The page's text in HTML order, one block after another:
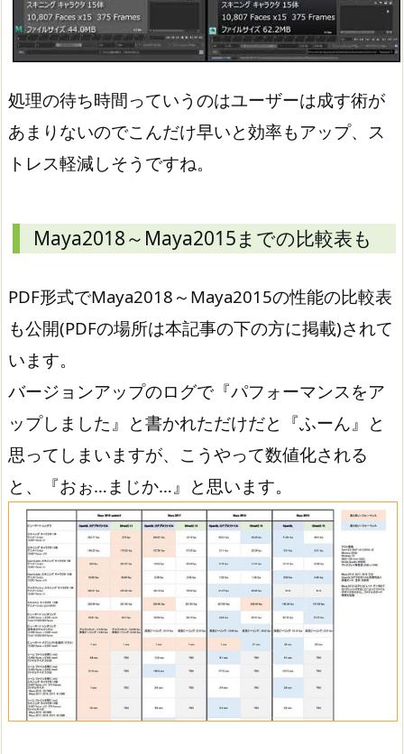
処理の待ち時間っていうのはユーザーは成す術が
あまりないのでこんだけ早いと効率もアップ、ス
トレス軽減しそうですね。
Maya2018～Maya2015までの比較表も
PDF形式でMaya2018～Maya2015の性能の比較表
も公開(PDFの場所は本記事の下の方に掲載)されて
います。
バージョンアップのログで『パフォーマンスをア
ップしました』と書かれただけだと『ふーん』と
思ってしまいますが、こうやって数値化される
と、『おぉ…まじか…』と思います。